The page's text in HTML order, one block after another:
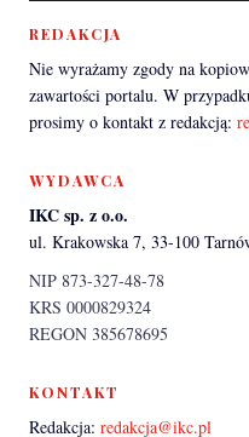
REDAKCJA
Nie wyrażamy zgody na
zawartości portalu. W
prosimy o kontakt z redakcją:
WYDAWCA
IKC sp. z o.o.
ul. Krakowska 7, 33-100
NIP 873-327-48-78
KRS 0000829324
REGON 385678695
KONTAKT
Redakcja: redakcja@ikc.pl